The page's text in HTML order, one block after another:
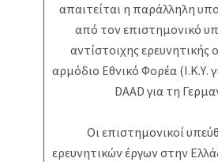
απαιτείται η παράλληλη
από τον επιστημονικό
αντίστοιχης ερευνητικής
αρμόδιο Εθνικό Φορέα (Ι.Κ.Υ.
DAAD για τη
Οι επιστημονικοί
ερευνητικών έργων στην